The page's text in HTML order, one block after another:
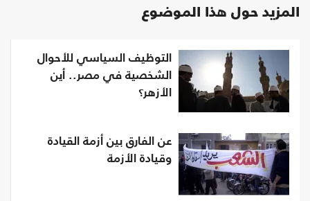
المزيد حول هذا الموضوع
التوظيف السياسي للأحوال
الشخصية في مصر.. أين
الأزهر؟
عن الفارق بين أزمة القيادة
وقيادة الأزمة